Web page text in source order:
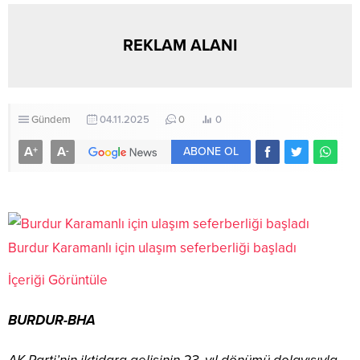
REKLAM ALANI
Gündem 04.11.2025 0 0
A+ A- ABONE OL
Burdur Karamanlı için ulaşım seferberliği başladı
İçeriği Görüntüle
BURDUR-BHA